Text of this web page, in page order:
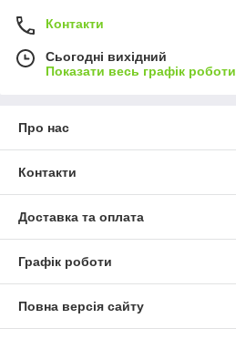
Контакти
Сьогодні вихідний
Показати весь графік роботи
Про нас
Контакти
Доставка та оплата
Графік роботи
Повна версія сайту